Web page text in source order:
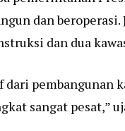
dan
dan dua
dari pembangunan
sangat pesat,”